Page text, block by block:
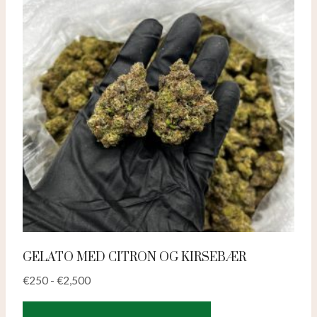
vælges
på
produktsiden
GELATO MED CITRON OG KIRSEBÆR
€250 - €2,500